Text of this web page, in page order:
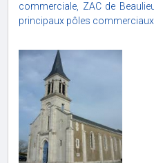
commerciale, ZAC de
principaux pôles